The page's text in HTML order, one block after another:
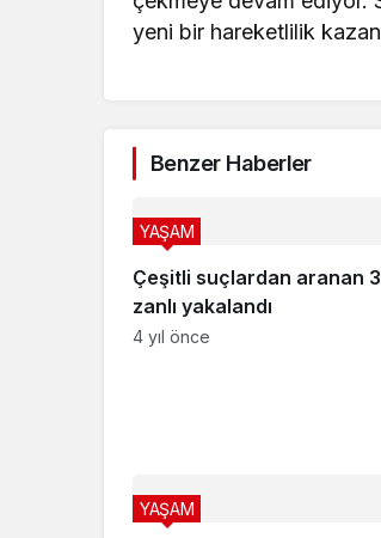
yeni bir hareketlilik
Benzer Haberler
Çeşitli suçlardan aranan
zanlı yakalandı
YAŞAM
4 yıl önce
YAŞAM